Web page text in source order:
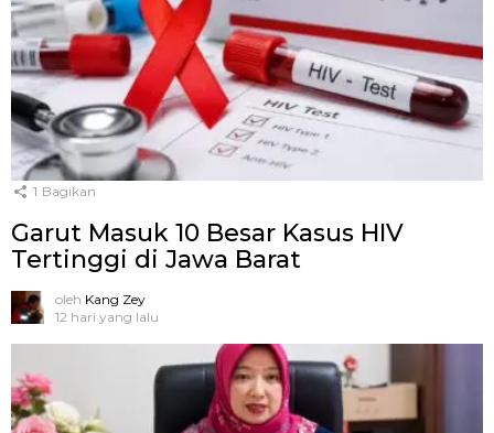
1 Bagikan
Garut Masuk 10 Besar Kasus HIV
Tertinggi di Jawa Barat
oleh Kang Zey
12 hari yang lalu